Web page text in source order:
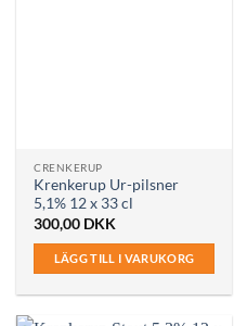
CRENKERUP
Krenkerup Ur-pilsner
5,1% 12 x 33 cl
300,00 DKK
LÄGG TILL I VARUKORG